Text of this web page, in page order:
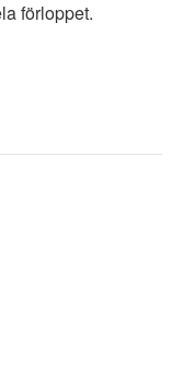
förloppet.